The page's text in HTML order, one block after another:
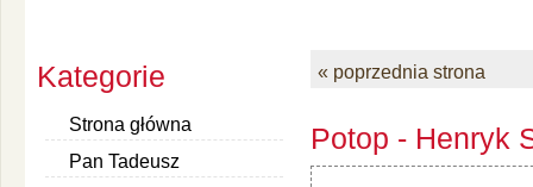
Kategorie
Strona główna
Pan Tadeusz
« poprzednia strona
Potop - Henryk